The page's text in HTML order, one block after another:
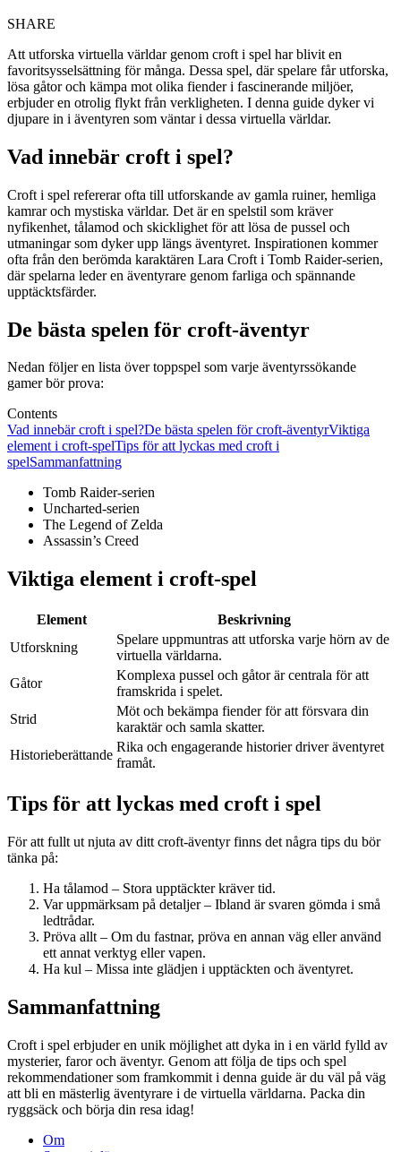
SHARE
Att utforska virtuella världar genom croft i spel har blivit en
favoritsysselsättning för många. Dessa spel, där spelare får utforska,
lösa gåtor och kämpa mot olika fiender i fascinerande miljöer,
erbjuder en otrolig flykt från verkligheten. I denna guide dyker vi
djupare in i äventyren som väntar i dessa virtuella världar.
Vad innebär croft i spel?
Croft i spel refererar ofta till utforskande av gamla ruiner, hemliga
kamrar och mystiska världar. Det är en spelstil som kräver
nyfikenhet, tålamod och skicklighet för att lösa de pussel och
utmaningar som dyker upp längs äventyret. Inspirationen kommer
ofta från den berömda karaktären Lara Croft i Tomb Raider-serien,
där spelarna leder en äventyrare genom farliga och spännande
upptäcktsfärder.
De bästa spelen för croft-äventyr
Nedan följer en lista över toppspel som varje äventyrssökande
gamer bör prova:
Contents
Vad innebär croft i spel?De bästa spelen för croft-äventyrViktiga
element i croft-spelTips för att lyckas med croft i
spelSammanfattning
Tomb Raider-serien
Uncharted-serien
The Legend of Zelda
Assassin’s Creed
Viktiga element i croft-spel
Element
Beskrivning
Utforskning
Spelare uppmuntras att utforska varje hörn av de
virtuella världarna.
Gåtor
Komplexa pussel och gåtor är centrala för att
framskrida i spelet.
Strid
Möt och bekämpa fiender för att försvara din
karaktär och samla skatter.
Historieberättande
Rika och engagerande historier driver äventyret
framåt.
Tips för att lyckas med croft i spel
För att fullt ut njuta av ditt croft-äventyr finns det några tips du bör
tänka på:
Ha tålamod – Stora upptäckter kräver tid.
Var uppmärksam på detaljer – Ibland är svaren gömda i små
ledtrådar.
Pröva allt – Om du fastnar, pröva en annan väg eller använd
ett annat verktyg eller vapen.
Ha kul – Missa inte glädjen i upptäckten och äventyret.
Sammanfattning
Croft i spel erbjuder en unik möjlighet att dyka in i en värld fylld av
mysterier, faror och äventyr. Genom att följa de tips och spel
rekommendationer som framkommit i denna guide är du väl på väg
att bli en mästerlig äventyrare i de virtuella världarna. Packa din
ryggsäck och börja din resa idag!
Om